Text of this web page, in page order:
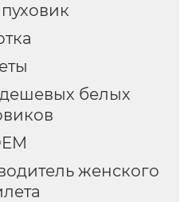
белых
женского